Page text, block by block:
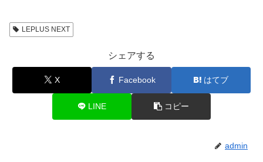
LEPLUS NEXT
シェアする
X Facebook はてブ
LINE コピー
admin